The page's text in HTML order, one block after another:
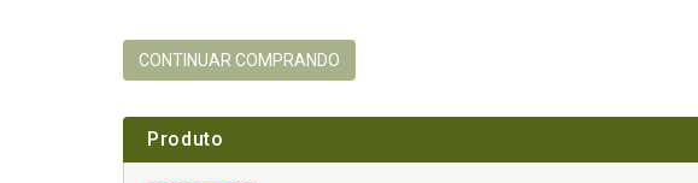
CONTINUAR COMPRANDO
Produto